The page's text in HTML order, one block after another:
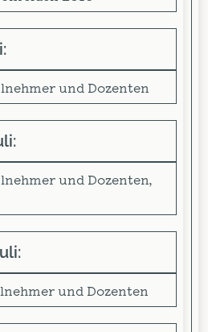
und Dozenten
und Dozenten,
und Dozenten